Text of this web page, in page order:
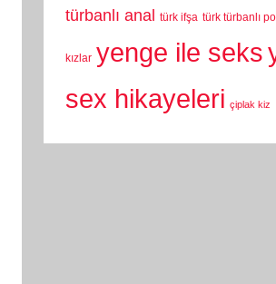
türbanlı anal türk ifşa türk türbanlı
kızlar yenge ile seks
sex hikayeleri çiplak kiz